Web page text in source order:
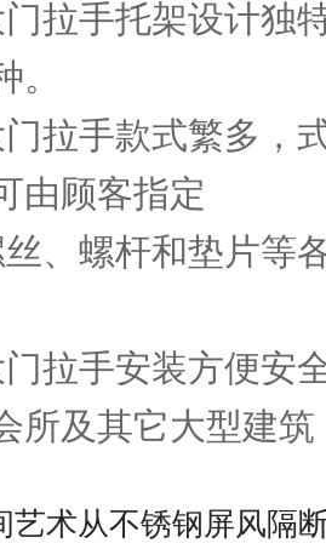
拉手托架设计独
拉手款式繁多，
由顾客指定
、螺杆和垫片等
拉手安装方便安
所及其它大型建筑
艺术从不锈钢屏风隔